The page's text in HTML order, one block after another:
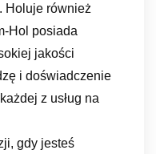
Holuje również
Hol posiada
jakości
i doświadczenie
z usług na
gdy jesteś